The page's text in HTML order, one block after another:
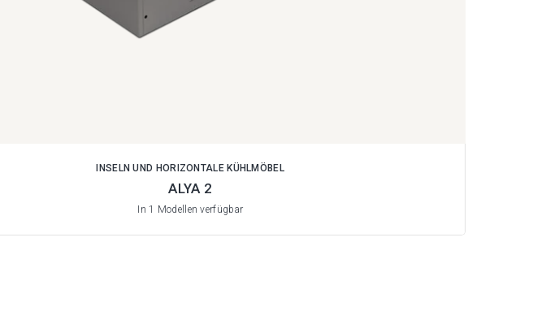
INSELN UND HORIZONTALE KÜHLMÖBEL
ALYA 2
In 1 Modellen verfügbar